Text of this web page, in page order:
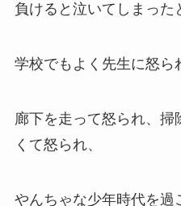
負けると泣いてしまった
学校でもよく先生に怒ら
廊下を走って怒られ、
くて怒られ、
やんちゃな少年時代を過